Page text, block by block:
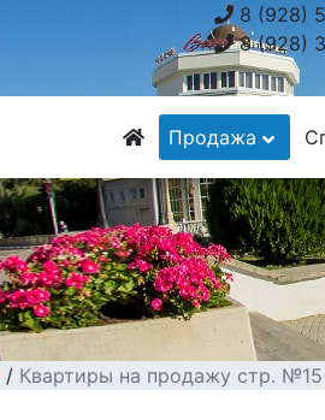
8 (928)
8 (928)
Продажа
/ Квартиры на продажу стр. №15